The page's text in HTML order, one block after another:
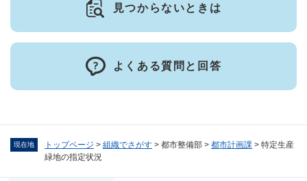
現在地 トップページ > 組織でさがす > 都市整備部 > 都市計画課 > 特定生産
緑地の指定状況
見つからないときは
よくある質問と回答